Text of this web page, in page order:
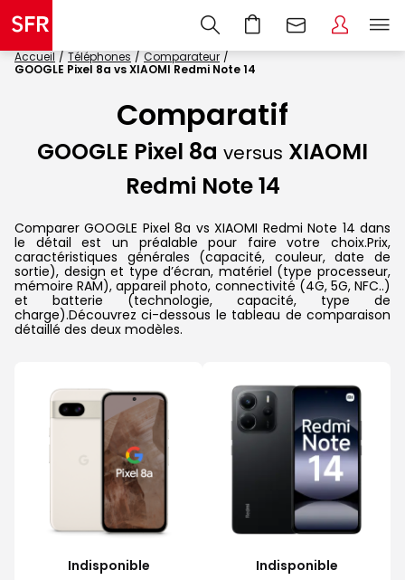
Accueil Téléphones
Comparateur
GOOGLE Pixel 8a vs XIAOMI Redmi Note 14
Comparatif
GOOGLE Pixel 8a versus XIAOMI
Redmi Note 14
Comparer GOOGLE Pixel 8a vs XIAOMI Redmi Note 14 dans
le détail est un préalable pour faire votre choix.Prix,
caractéristiques générales (capacité, couleur, date de
sortie), design et type d’écran, matériel (type processeur,
mémoire RAM), appareil photo, connectivité (4G, 5G, NFC..)
et batterie (technologie, capacité, type de
charge).Découvrez ci-dessous le tableau de comparaison
détaillé des deux modèles.
Indisponible
Indisponible